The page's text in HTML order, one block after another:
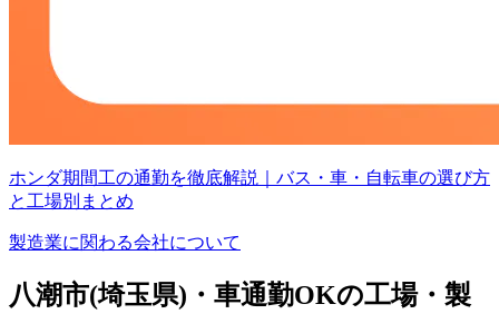
ホンダ期間工の通勤を徹底解説｜バス・車・自転車の選び方
と工場別まとめ
製造業に関わる会社について
八潮市(埼玉県)・車通勤OKの工場・製